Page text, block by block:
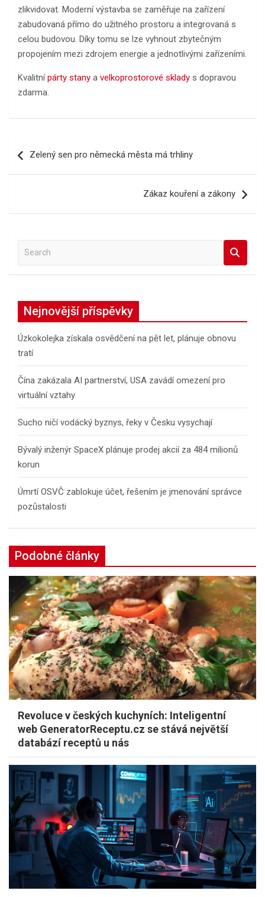
zlikvidovat. Moderní výstavba se zaměřuje na zařízení
zabudovaná přímo do užitného prostoru a integrovaná s
celou budovou. Díky tomu se lze vyhnout zbytečným
propojením mezi zdrojem energie a jednotlivými zařízeními.
Kvalitnípárty stany a velkoprostorové sklady s dopravou
zdarma.
proZelený sen pro německá města má trhliny
Zákaz kouření a zákony
a
h
Nejnovější příspěvky
Úzkokolejka získala osvědčení na pět let, plánuje obnovu
tratí
Čína zakázala AI partnerství, USA zavádí omezení pro
virtuální vztahy
Sucho ničí vodácký byznys, řeky v Česku vysychají
Bývalý inženýr SpaceX plánuje prodej akcií za 484 milionů
korun
Úmrtí OSVČ zablokuje účet, řešením je jmenování správce
pozůstalosti
Podobné články
Revoluce v českých kuchyních: Inteligentní
web GeneratorReceptu.cz se stává největší
databází receptů u nás